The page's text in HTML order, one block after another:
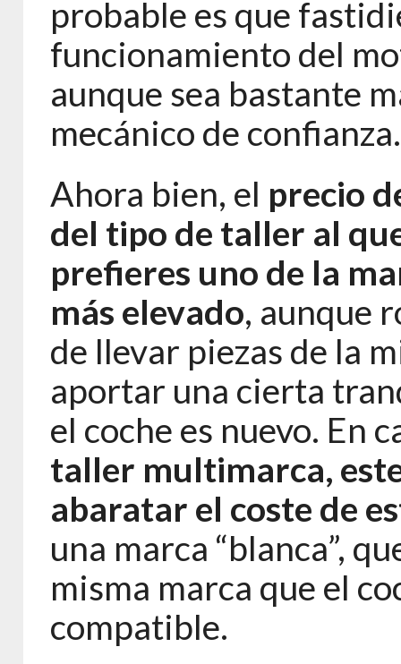
probable es que
funcionamiento del
aunque sea bastante
mecánico de confianza.
Ahora bien, el precio
del tipo de taller al
prefieres uno de la
más elevado, aunque
de llevar piezas de la
aportar una cierta
el coche es nuevo. En
taller multimarca,
abaratar el coste de
una marca “blanca”,
misma marca que el
compatible.